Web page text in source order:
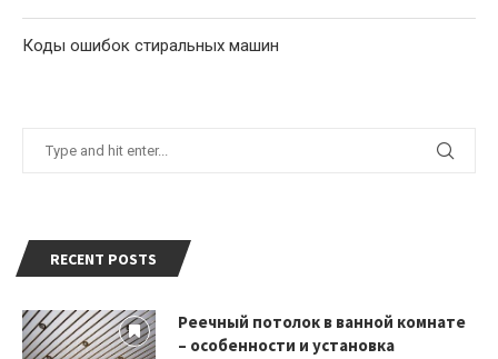
Коды ошибок стиральных машин
RECENT POSTS
Реечный потолок в ванной комнате
– особенности и установка